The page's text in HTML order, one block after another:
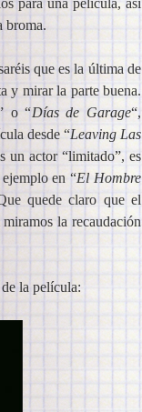
para una película, así
broma.
que es la última de
y mirar la parte buena.
o “Días de Garage“,
desde “Leaving Las
un actor “limitado”, es
en “El Hombre
quede claro que el
la recaudación
la película: